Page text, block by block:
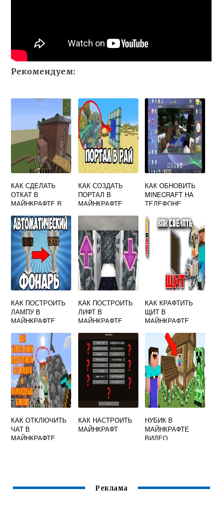
Рекомендуем:
КАК СДЕЛАТЬ
ОТКАТ В
МАЙНКРАФТЕ В
ИГРЕ
КАК СОЗДАТЬ
ПОРТАЛ В
МАЙНКРАФТЕ
КАК ОБНОВИТЬ
MINECRAFT НА
ТЕЛЕФОНЕ
КАК ПОСТРОИТЬ
ЛАМПУ В
МАЙНКРАФТЕ
КАК ПОСТРОИТЬ
ЛИФТ В
МАЙНКРАФТЕ
КАК КРАФТИТЬ
ЩИТ В
МАЙНКРАФТЕ
КАК ОТКЛЮЧИТЬ
ЧАТ В
МАЙНКРАФТЕ
КАК НАСТРОИТЬ
МАЙНКРАФТ
НУБИК В
МАЙНКРАФТЕ
ВИДЕО
Реклама